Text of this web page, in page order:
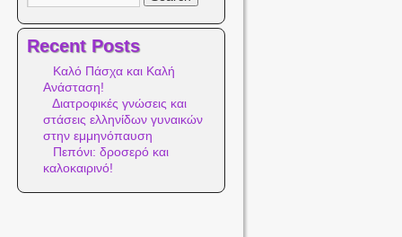
Recent Posts
Καλό Πάσχα και Καλή
Ανάσταση!
Διατροφικές γνώσεις και
στάσεις ελληνίδων γυναικών
στην εμμηνόπαυση
Πεπόνι: δροσερό και
καλοκαιρινό!